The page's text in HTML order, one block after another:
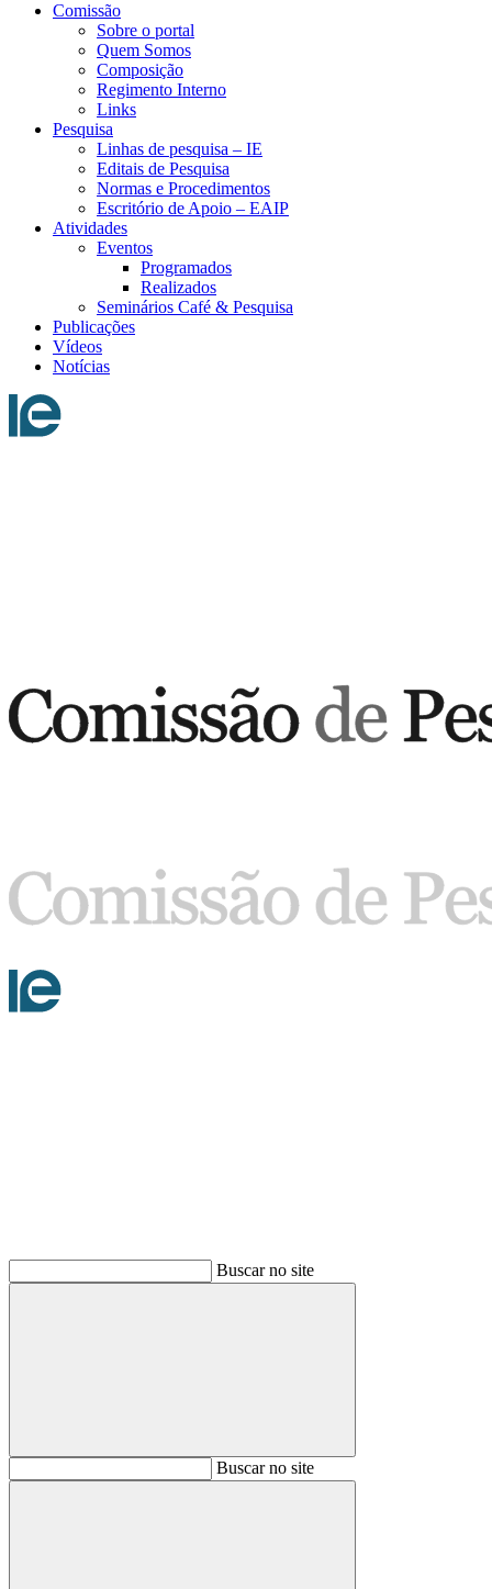
Comissão
Sobre o portal
Quem Somos
Composição
Regimento Interno
Links
Pesquisa
Linhas de pesquisa – IE
Editais de Pesquisa
Normas e Procedimentos
Escritório de Apoio – EAIP
Atividades
Eventos
Programados
Realizados
Seminários Café & Pesquisa
Publicações
Vídeos
Notícias
Buscar no site
BuscarBuscar no site